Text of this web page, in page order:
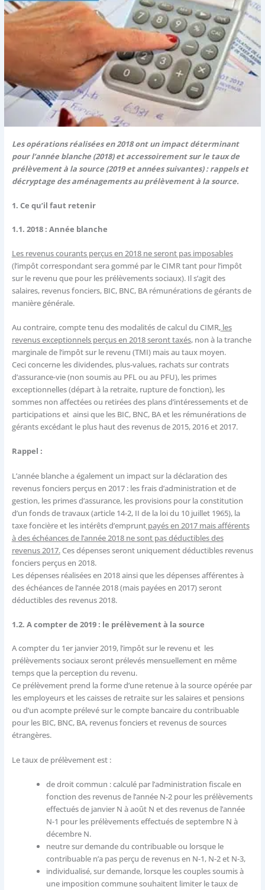
Les opérations réalisées en 2018 ont un impact déterminant
pour l’année blanche (2018) et accessoirement sur le taux de
prélèvement à la source (2019 et années suivantes) : rappels et
décryptage des aménagements au prélèvement à la source.
1. Ce qu’il faut retenir
1.1. 2018 : Année blanche
Les revenus courants perçus en 2018 ne seront pas imposables
(l’impôt correspondant sera gommé par le CIMR tant pour l’impôt
sur le revenu que pour les prélèvements sociaux). Il s’agit des
salaires, revenus fonciers, BIC, BNC, BA rémunérations de gérants de
manière générale.
Au contraire, compte tenu des modalités de calcul du CIMR,les
revenus exceptionnels perçus en 2018 seront taxés, non à la tranche
marginale de l’impôt sur le revenu (TMI) mais au taux moyen.
Ceci concerne les dividendes, plus-values, rachats sur contrats
d’assurance-vie (non soumis au PFL ou au PFU), les primes
exceptionnelles (départ à la retraite, rupture de fonction), les
sommes non affectées ou retirées des plans d’intéressements et de
participations et ainsi que les BIC, BNC, BA et les rémunérations de
gérants excédant le plus haut des revenus de 2015, 2016 et 2017.
Rappel :
L’année blanche a également un impact sur la déclaration des
revenus fonciers perçus en 2017 : les frais d’administration et de
gestion, les primes d’assurance, les provisions pour la constitution
d’un fonds de travaux (article 14-2, II de la loi du 10 juillet 1965), la
taxe foncière et les intérêts d’empruntpayés en 2017 mais afférents
à des échéances de l’année 2018 ne sont pas déductibles des
revenus 2017.Ces dépenses seront uniquement déductibles revenus
fonciers perçus en 2018.
Les dépenses réalisées en 2018 ainsi que les dépenses afférentes à
des échéances de l’année 2018 (mais payées en 2017) seront
déductibles des revenus 2018.
1.2. A compter de 2019 : le prélèvement à la source
A compter du 1er janvier 2019, l’impôt sur le revenu et les
prélèvements sociaux seront prélevés mensuellement en même
temps que la perception du revenu.
Ce prélèvement prend la forme d’une retenue à la source opérée par
les employeurs et les caisses de retraite sur les salaires et pensions
ou d’un acompte prélevé sur le compte bancaire du contribuable
pour les BIC, BNC, BA, revenus fonciers et revenus de sources
étrangères.
Le taux de prélèvement est :
de droit commun : calculé par l’administration fiscale en
fonction des revenus de l’année N-2 pour les prélèvements
effectués de janvier N à août N et des revenus de l’année
N-1 pour les prélèvements effectués de septembre N à
décembre N.
neutre sur demande du contribuable ou lorsque le
contribuable n’a pas perçu de revenus en N-1, N-2 et N-3,
individualisé, sur demande, lorsque les couples soumis à
une imposition commune souhaitent limiter le taux de